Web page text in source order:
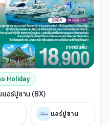
Holiday
รบินแอร์ปูซาน (BX)
แอร์ปูซาน